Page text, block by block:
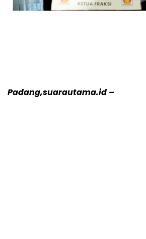
Padang,suarautama.id –